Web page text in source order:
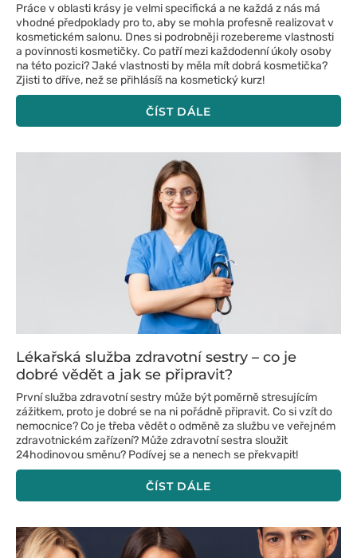
Práce v oblasti krásy je velmi specifická a ne každá z nás má
vhodné předpoklady pro to, aby se mohla profesně realizovat v
kosmetickém salonu. Dnes si podrobněji rozebereme vlastnosti
a povinnosti kosmetičky. Co patří mezi každodenní úkoly osoby
na této pozici? Jaké vlastnosti by měla mít dobrá kosmetička?
Zjisti to dříve, než se přihlásíš na kosmetický kurz!
ČÍST DÁLE
Lékařská služba zdravotní sestry – co je
dobré vědět a jak se připravit?
První služba zdravotní sestry může být poměrně stresujícím
zážitkem, proto je dobré se na ni pořádně připravit. Co si vzít do
nemocnice? Co je třeba vědět o odměně za službu ve veřejném
zdravotnickém zařízení? Může zdravotní sestra sloužit
24hodinovou směnu? Podívej se a nenech se překvapit!
ČÍST DÁLE